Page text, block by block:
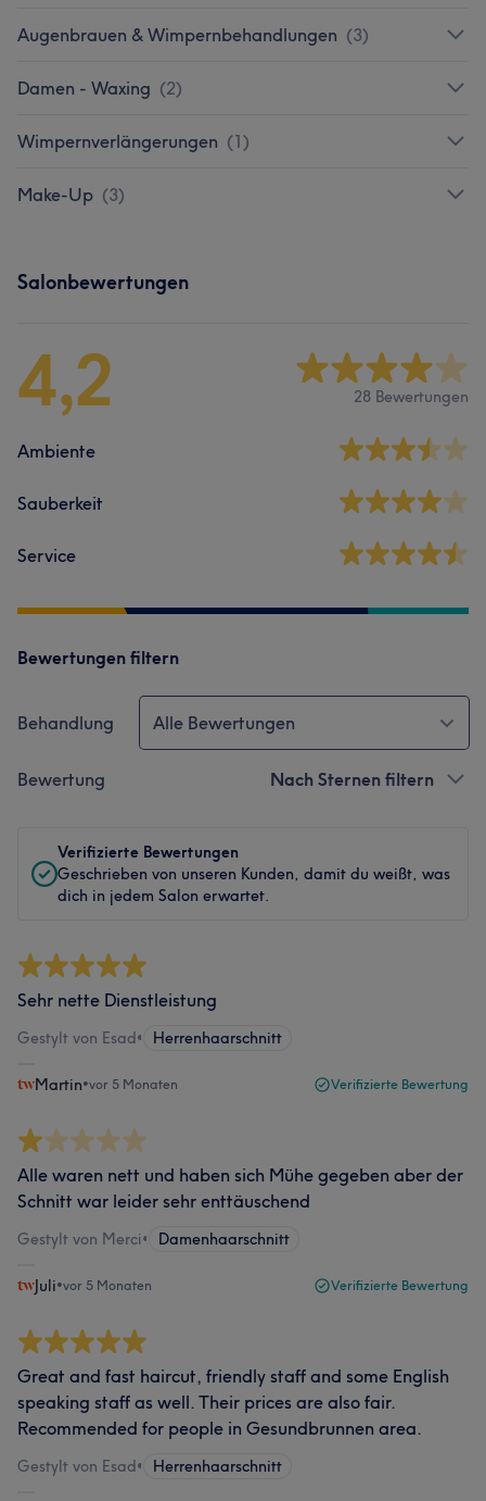
Augenbrauen & Wimpernbehandlungen (3)
Damen - Waxing (2)
Wimpernverlängerungen (1)
Make-Up (3)
Salonbewertungen
4,2 28 Bewertungen
Ambiente
Sauberkeit
Service
Bewertungen filtern
Behandlung Alle Bewertungen
Bewertung Nach Sternen filtern
Verifizierte Bewertungen
Geschrieben von unseren Kunden, damit du weißt, was
dich in jedem Salon erwartet.
Sehr nette Dienstleistung
Gestylt von Esad• Herrenhaarschnitt
Martin•vor 5 Monaten Verifizierte Bewertung
Alle waren nett und haben sich Mühe gegeben aber der
Schnitt war leider sehr enttäuschend
Gestylt von Merci• Damenhaarschnitt
Juli•vor 5 Monaten Verifizierte Bewertung
Great and fast haircut, friendly staff and some English
speaking staff as well. Their prices are also fair.
Recommended for people in Gesundbrunnen area.
Gestylt von Esad• Herrenhaarschnitt